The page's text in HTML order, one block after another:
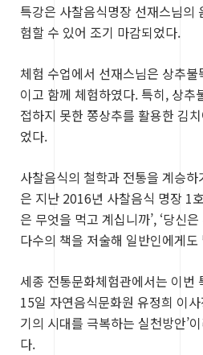
특강은 사찰음식명장 선재스님의
험할 수 있어 조기 마감되었다.
체험 수업에서 선재스님은 상추
이고 함께 체험하였다. 특히, 상추
접하지 못한 쫑상추를 활용한 김
었다.
사찰음식의 철학과 전통을 계승
은 지난 2016년 사찰음식 명장 1
은 무엇을 먹고 계십니까’, ‘당신
다수의 책을 저술해 일반인에게
세종 전통문화체험관에서는 이번
15일 자연음식문화원 유정희 이
기의 시대를 극복하는 실천방안’
다.